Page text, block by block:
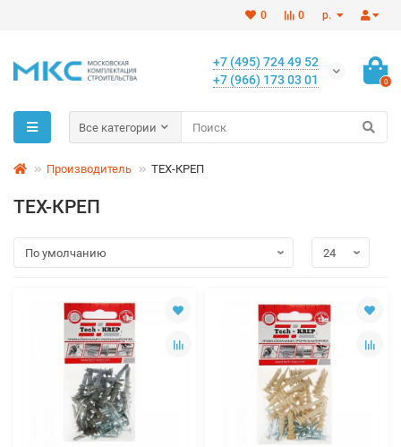
р.
0
0
+7 (495) 724 49 52
+7 (966) 173 03 01
0
Все категории
Производитель ТЕХ-КРЕП
ТЕХ-КРЕП